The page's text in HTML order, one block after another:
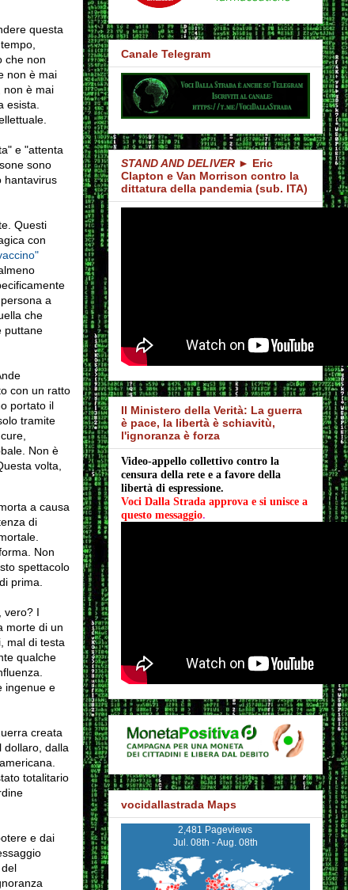
questa
che non
non è mai
non è mai
esista.
e "attenta
sono
hantavirus
Questi
con
a
che
puttane
con un ratto
portato il
tramite
Non è
volta,
a causa
di
Non
spettacolo
prima.
vero? I
morte di un
mal di testa
qualche
ingenue e
creata
dollaro, dalla
totalitario
e dai
Canale Telegram
STAND AND DELIVER► Eric
Clapton e Van Morrison contro la
dittatura della pandemia (sub. ITA)
Il Ministero della Verità: La guerra
è pace, la libertà è schiavitù,
l'ignoranza è forza
Video-appello collettivo contro la
censura della rete e a favore della
libertà di espressione.
Voci Dalla Strada approva e si unisce a
questo messaggio.
vocidallastrada Maps
2,481 Pageviews
Jul. 08th - Aug. 08th